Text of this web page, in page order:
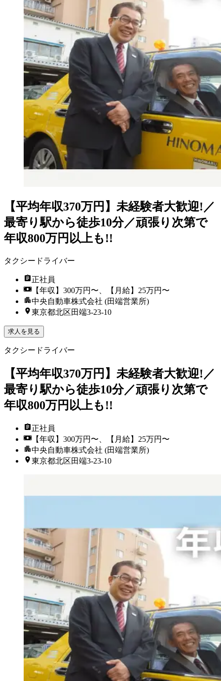
【平均年収370万円】未経験者大歓迎!／
最寄り駅から徒歩10分／頑張り次第で
年収800万円以上も!!
タクシードライバー
正社員
【年収】300万円〜、【月給】25万円〜
中央自動車株式会社 (田端営業所)
東京都北区田端3-23-10
求人を見る
タクシードライバー
【平均年収370万円】未経験者大歓迎!／
最寄り駅から徒歩10分／頑張り次第で
年収800万円以上も!!
正社員
【年収】300万円〜、【月給】25万円〜
中央自動車株式会社 (田端営業所)
東京都北区田端3-23-10